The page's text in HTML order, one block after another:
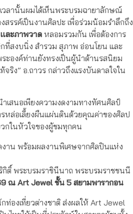
วลานั้นผมได้เห็นพระบรมฉายาลักษณ์
รรค์เป็นงานศิลปะ เพื่อร่วมน้อมรำลึกถึง
ละภาพวาด หลอมรวมกัน เพื่อต้องการ
ที่สงบนิ่ง สำรวม สุภาพ อ่อนโยน และ
ะองค์ท่านยังทรงเป็นผู้นำด้านรสนิยม
ริง” อ.ถาวร กล่าวถึงแรงบันดาลใจใน
สนอเพียงความงดงามทางทัศนศิลป์
รหล่อเลี้ยงผืนแผ่นดินด้วยคุณค่าของศิลป
กในหัวใจของผู้ชมทุกคน
าน พร้อมผลงานพิเศษจากศิลปินแห่ง
กิติ์ พระบรมราชินีนาถ พระบรมราชชนนี
ณ Art Jewel ชั้น 5 สยามพารากอน
องเที่ยวต่างชาติ ส่งผลให้ Art Jewel